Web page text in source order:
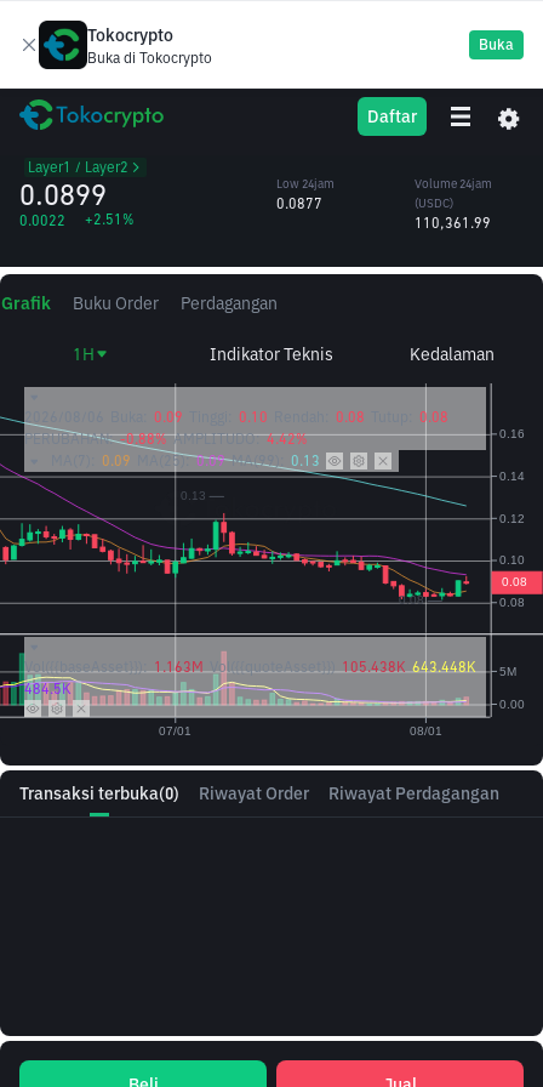
Tokocrypto
Buka di Tokocrypto
Buka
Daftar
SOMI Somnia
Layer1 / Layer2
0.0899
0.0022 +2.51%
Low 24jam
0.0877
Volume 24jam
(SOMI)
Volume 24jam
(USDC)
110,361.99
Transaksi terbuka(0) Riwayat Order Riwayat Perdagangan
Grafik Buku Order Perdagangan
1H Indikator Teknis Kedalaman
0.09 0.10 0.08
0.08
PERUBAHAN: -0.88% AMPLITUDO: 4.42%
0.09 MA(25): 0.09 MA(99): 0.13
Vol({{baseAsset}}): 1.163M Vol({{quoteAsset}}) 105.438K 643.448K
484.5K